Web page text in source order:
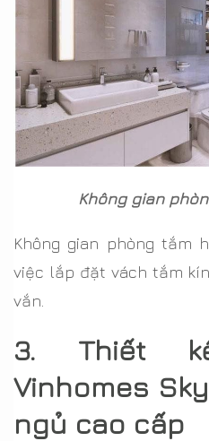
Không gian
Không gian phòng tắm
việc lắp đặt vách tắm
vắn.
3. Thiết
Vinhomes
ngủ cao cấp